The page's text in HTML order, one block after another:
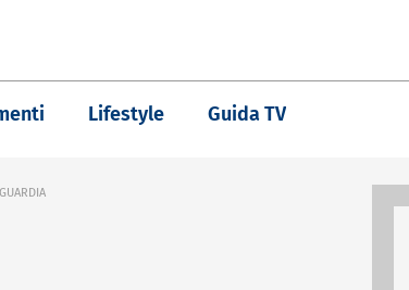
Lifestyle Guida TV